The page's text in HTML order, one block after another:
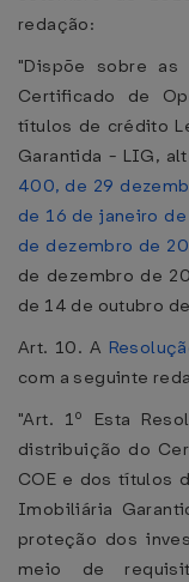
redação:
"Dispõe sobre
Certificado de
títulos de crédito
Garantida - LIG,
400, de 29
de 16 de janeiro
de dezembro de
de dezembro de
de 14 de outubro
Art. 10. A
com a seguinte
"Art. 1º Esta
distribuição do
COE e dos títulos
Imobiliária
proteção dos
meio de